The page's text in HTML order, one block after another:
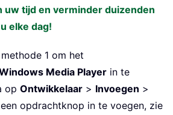
uw tijd en verminder duizenden
elke dag!
1 om het
Media Player in te
op Ontwikkelaar > Invoegen >
opdrachtknop in te voegen, zie